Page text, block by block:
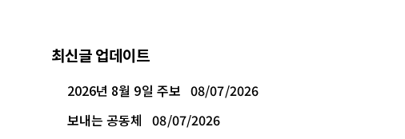
최신글 업데이트
2026년 8월 9일 주보 08/07/2026
보내는 공동체 08/07/2026